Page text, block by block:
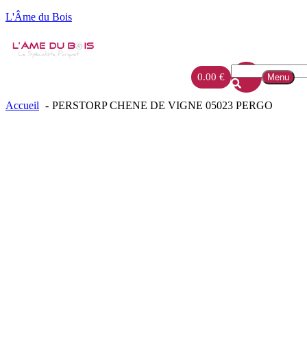
L'Âme du Bois
0.00 € Menu
Accueil PERSTORP CHENE DE VIGNE 05023 PERGO